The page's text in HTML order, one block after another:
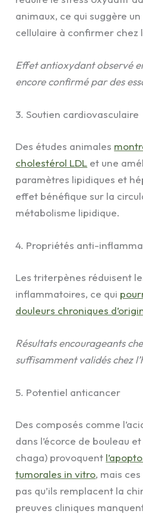
animaux, ce qui suggère
cellulaire à confirmer chez
Effet antioxydant observé
encore confirmé par des
3. Soutien cardiovasculaire
Des études animales
cholestérol LDL et une
paramètres lipidiques et
effet bénéfique sur la
métabolisme lipidique.
4. Propriétés anti-
Les triterpènes réduisent
inflammatoires, ce qui
douleurs chroniques
Résultats encourageants
suffisamment validés chez
5. Potentiel anticancer
Des composés comme
dans l’écorce de bouleau
chaga) provoquent
tumorales in vitro, mais
pas qu’ils remplacent la
preuves cliniques